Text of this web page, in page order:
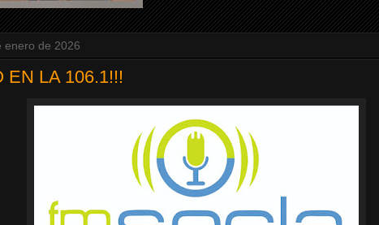
enero de 2026
EN LA 106.1!!!